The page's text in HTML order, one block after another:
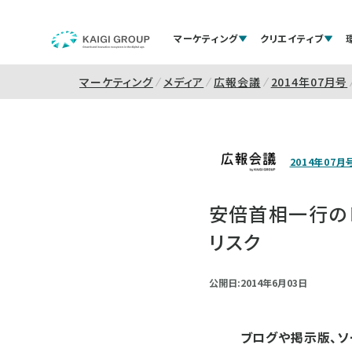
マーケティング クリエイティブ
マーケティング メディア 広報会議 2014年07月号
2014年07月
安倍首相一行の
リスク
公開日:2014年6月03日
ブログや掲示版、